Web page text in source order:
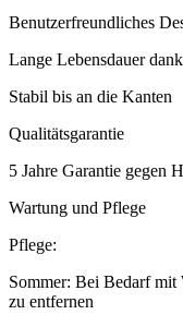
Benutzerfreundliches
Lange Lebensdauer
Stabil bis an die Kanten
Qualitätsgarantie
5 Jahre Garantie gegen
Wartung und Pflege
Pflege:
Sommer: Bei Bedarf mit
zu entfernen